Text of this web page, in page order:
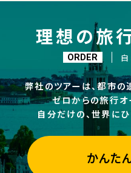
理想の旅
ORDER
弊社のツアーは、都市
ゼロからの旅行オ
自分だけの、世界にひ
かんた